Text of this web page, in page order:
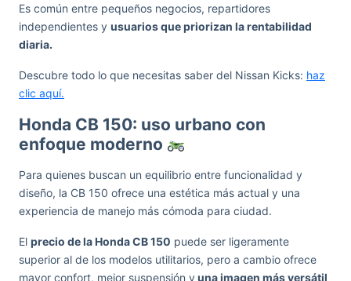
Es común entre pequeños negocios, repartidores
independientes y usuarios que priorizan la rentabilidad
diaria.
Descubre todo lo que necesitas saber del Nissan Kicks: haz
clic aquí.
Honda CB 150: uso urbano con
enfoque moderno
Para quienes buscan un equilibrio entre funcionalidad y
diseño, la CB 150 ofrece una estética más actual y una
experiencia de manejo más cómoda para ciudad.
El precio de la Honda CB 150 puede ser ligeramente
superior al de los modelos utilitarios, pero a cambio ofrece
mayor confort, mejor suspensión yuna imagen más versátil